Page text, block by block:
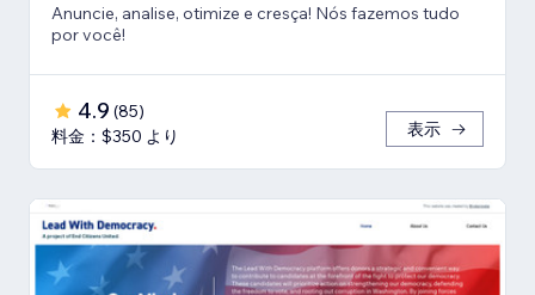
Anuncie, analise, otimize e cresça! Nós fazemos tudo
por você!
4.9 (85)
料金：$350 より
表示